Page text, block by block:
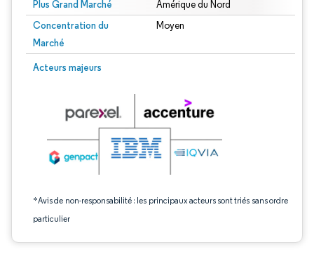
Plus Grand Marché Amérique du Nord
Concentration du
Marché
Moyen
Acteurs majeurs
*Avis de non-responsabilité : les principaux acteurs sont triés sans ordre
particulier
Image © Mordor Intelligence. La réutilisation nécessite une attribution sous CC